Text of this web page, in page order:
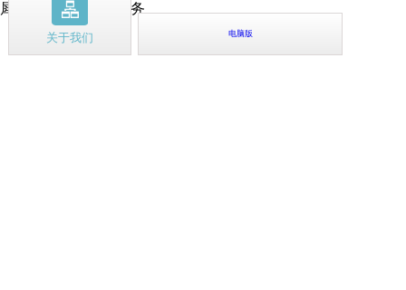
关于我们 电脑版
犀牛云提供企业云服务